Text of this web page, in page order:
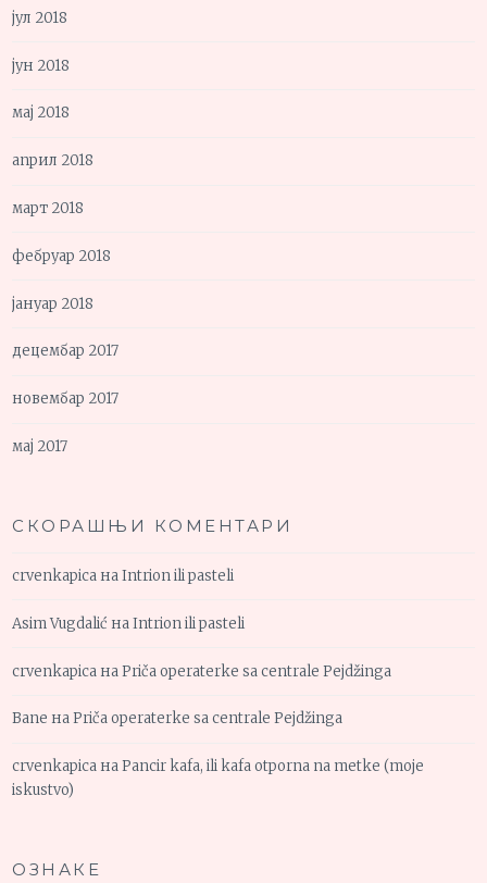
јул 2018
јун 2018
мај 2018
април 2018
март 2018
фебруар 2018
јануар 2018
децембар 2017
новембар 2017
мај 2017
СКОРАШЊИ КОМЕНТАРИ
crvenkapica наIntrion ili pasteli
Asim Vugdalić наIntrion ili pasteli
crvenkapica наPriča operaterke sa centrale Pejdžinga
Bane наPriča operaterke sa centrale Pejdžinga
crvenkapica наPancir kafa, ili kafa otporna na metke (moje
iskustvo)
ОЗНАКЕ